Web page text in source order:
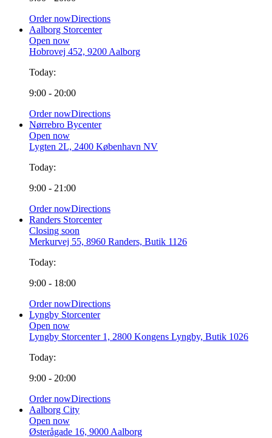
Order nowDirections
Aalborg Storcenter
Open now
Hobrovej 452, 9200 Aalborg
Today:
9:00 - 20:00
Order nowDirections
Nørrebro Bycenter
Open now
Lygten 2L, 2400 København NV
Today:
9:00 - 21:00
Order nowDirections
Randers Storcenter
Closing soon
Merkurvej 55, 8960 Randers, Butik 1126
Today:
9:00 - 18:00
Order nowDirections
Lyngby Storcenter
Open now
Lyngby Storcenter 1, 2800 Kongens Lyngby, Butik 1026
Today:
9:00 - 20:00
Order nowDirections
Aalborg City
Open now
Østerågade 16, 9000 Aalborg